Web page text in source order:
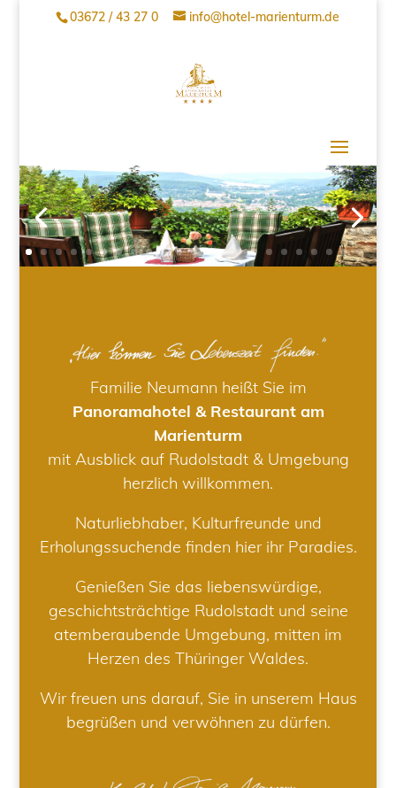
03672 / 43 27 0 info@hotel-marienturm.de
Familie Neumann heißt Sie im
Panoramahotel & Restaurant am
Marienturm
mit Ausblick auf Rudolstadt & Umgebung
herzlich willkommen.
Naturliebhaber, Kulturfreunde und
Erholungssuchende finden hier ihr Paradies.
Genießen Sie das liebenswürdige,
geschichtsträchtige Rudolstadt und seine
atemberaubende Umgebung, mitten im
Herzen des Thüringer Waldes.
Wir freuen uns darauf, Sie in unserem Haus
begrüßen und verwöhnen zu dürfen.